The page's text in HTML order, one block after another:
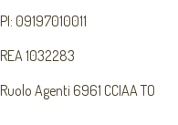
PI: 09197010011
REA 1032283
Ruolo Agenti 6961 CCIAA TO